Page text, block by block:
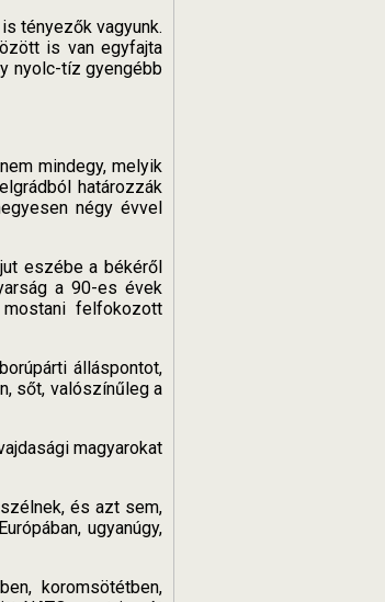
tényezők vagyunk.
is van egyfajta
nyolc-tíz gyengébb
mindegy, melyik
határozzák
négy évvel
eszébe a békéről
a 90-es évek
felfokozott
álláspontot,
sőt, valószínűleg a
magyarokat
és azt sem,
ugyanúgy,
koromsötétben,